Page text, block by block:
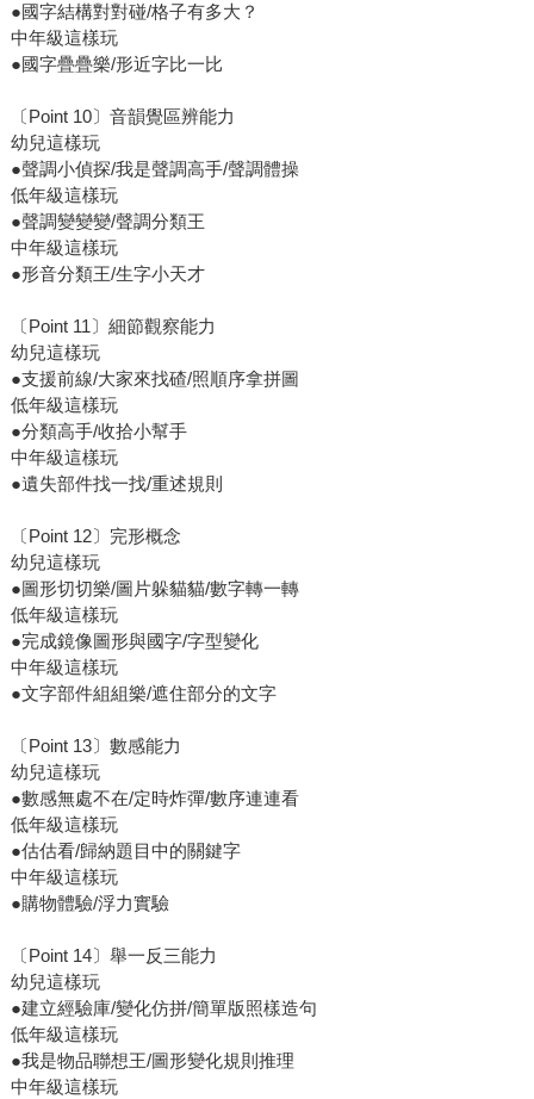
●國字結構對對碰/格子有多大？
中年級這樣玩
●國字疊疊樂/形近字比一比
〔Point 10〕音韻覺區辨能力
幼兒這樣玩
●聲調小偵探/我是聲調高手/聲調體操
低年級這樣玩
●聲調變變變/聲調分類王
中年級這樣玩
●形音分類王/生字小天才
〔Point 11〕細節觀察能力
幼兒這樣玩
●支援前線/大家來找碴/照順序拿拼圖
低年級這樣玩
●分類高手/收拾小幫手
中年級這樣玩
●遺失部件找一找/重述規則
〔Point 12〕完形概念
幼兒這樣玩
●圖形切切樂/圖片躲貓貓/數字轉一轉
低年級這樣玩
●完成鏡像圖形與國字/字型變化
中年級這樣玩
●文字部件組組樂/遮住部分的文字
〔Point 13〕數感能力
幼兒這樣玩
●數感無處不在/定時炸彈/數序連連看
低年級這樣玩
●估估看/歸納題目中的關鍵字
中年級這樣玩
●購物體驗/浮力實驗
〔Point 14〕舉一反三能力
幼兒這樣玩
●建立經驗庫/變化仿拼/簡單版照樣造句
低年級這樣玩
●我是物品聯想王/圖形變化規則推理
中年級這樣玩